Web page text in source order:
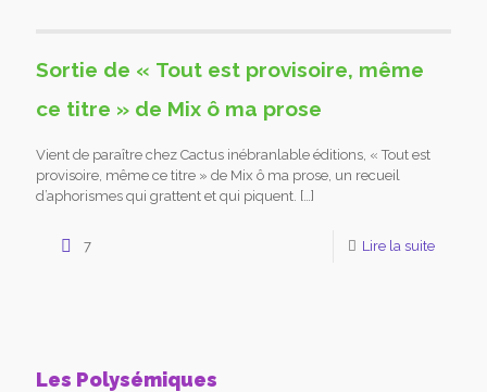
Sortie de « Tout est provisoire, même
ce titre » de Mix ô ma prose
Vient de paraître chez Cactus inébranlable éditions, « Tout est
provisoire, même ce titre » de Mix ô ma prose, un recueil
d’aphorismes qui grattent et qui piquent. […]
7 Lire la suite
Les Polysémiques